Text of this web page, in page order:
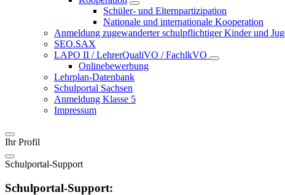
Schüler- und Elternpartizipation
Nationale und internationale Kooperation
Anmeldung zugewanderter schulpflichtiger Kinder und
SEO.SAX
LAPO II / LehrerQualiVO / FachlkVO
Onlinebewerbung
Lehrplan-Datenbank
Schulportal Sachsen
Anmeldung Klasse 5
Impressum
Ihr Profil
Schulportal-Support
Schulportal-Support: